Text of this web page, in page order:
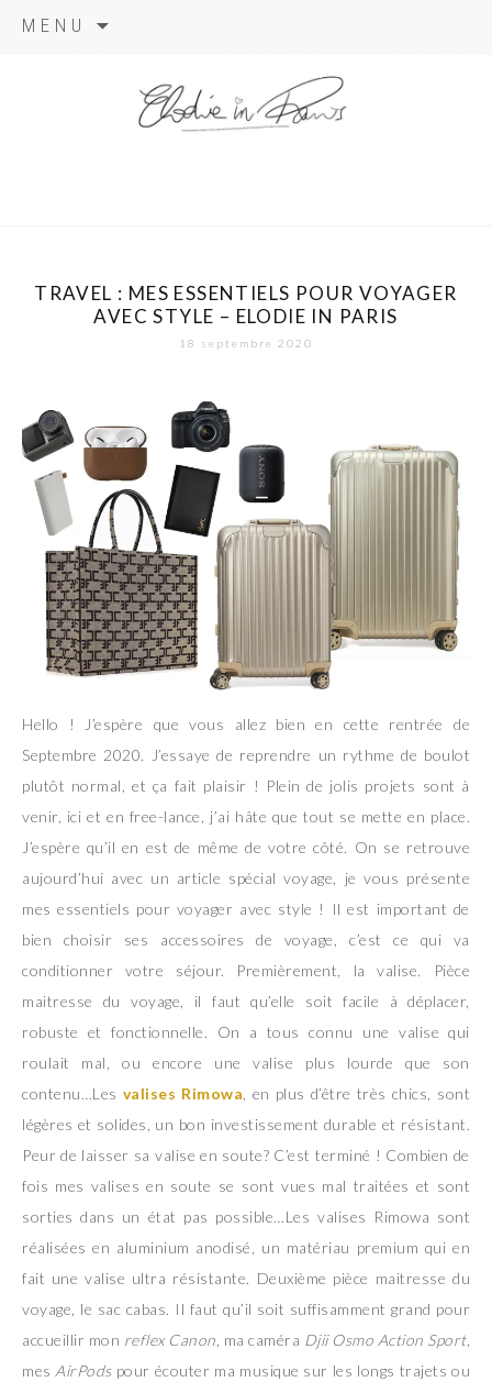
MENU
TRAVEL : MES ESSENTIELS POUR VOYAGER
AVEC STYLE – ELODIE IN PARIS
18 septembre 2020
Hello ! J’espère que vous allez bien en cette rentrée de
Septembre 2020. J’essaye de reprendre un rythme de boulot
plutôt normal, et ça fait plaisir ! Plein de jolis projets sont à
venir, ici et en free-lance, j’ai hâte que tout se mette en place.
J’espère qu’il en est de même de votre côté. On se retrouve
aujourd’hui avec un article spécial voyage, je vous présente
mes essentiels pour voyager avec style ! Il est important de
bien choisir ses accessoires de voyage, c’est ce qui va
conditionner votre séjour. Premièrement, la valise. Pièce
maitresse du voyage, il faut qu’elle soit facile à déplacer,
robuste et fonctionnelle. On a tous connu une valise qui
roulait mal, ou encore une valise plus lourde que son
contenu…Les valises Rimowa , en plus d’être très chics, sont
légères et solides, un bon investissement durable et résistant.
Peur de laisser sa valise en soute? C’est terminé ! Combien de
fois mes valises en soute se sont vues mal traitées et sont
sorties dans un état pas possible…Les valises Rimowa sont
réalisées en aluminium anodisé, un matériau premium qui en
fait une valise ultra résistante. Deuxième pièce maitresse du
voyage, le sac cabas. Il faut qu’il soit suffisamment grand pour
accueillir mon reflex Canon , ma caméra Djii Osmo Action Sport,
mes AirPods pour écouter ma musique sur les longs trajets ou